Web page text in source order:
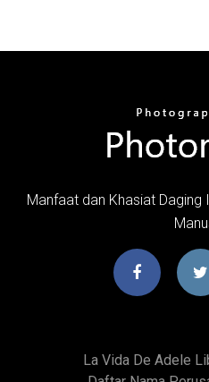
Manfaat dan Khasiat Daging
La Vida De Adele